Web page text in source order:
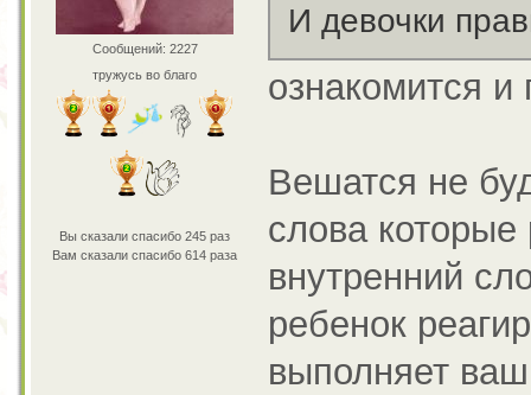
Сообщений: 2227
тружусь во благо
Вы сказали спасибо 245 раз
Вам сказали спасибо 614 раза
И девочки
ознакомится и
Вешатся не
слова которые
внутренний
ребенок
выполняет